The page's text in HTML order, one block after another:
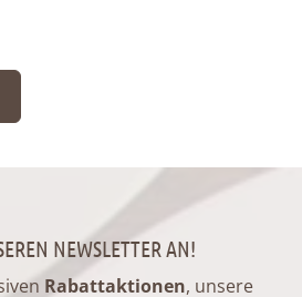
NEWSLETTER AN!
Rabattaktionen, unsere